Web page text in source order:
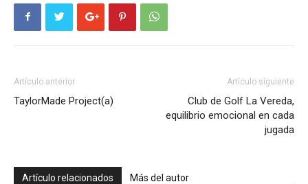
Artículo anterior
TaylorMade Project(a)
Artículo siguiente
Club de Golf La Vereda,
equilibrio emocional en cada
jugada
Artículo relacionados Más del autor